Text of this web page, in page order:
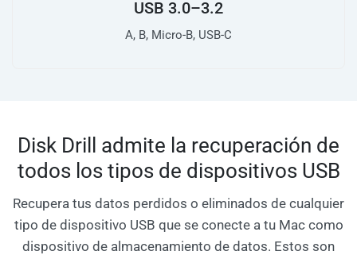
USB 3.0–3.2
A, B, Micro-B, USB-C
Disk Drill admite la recuperación de
todos los tipos de dispositivos USB
Recupera tus datos perdidos o eliminados de cualquier
tipo de dispositivo USB que se conecte a tu Mac como
dispositivo de almacenamiento de datos. Estos son